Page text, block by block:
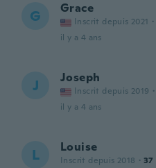
G Grace
Inscrit depuis 2021 ·
il y a 4 ans
J Joseph
Inscrit depuis 2019 ·
il y a 4 ans
L Louise
Inscrit depuis 2018 · 37